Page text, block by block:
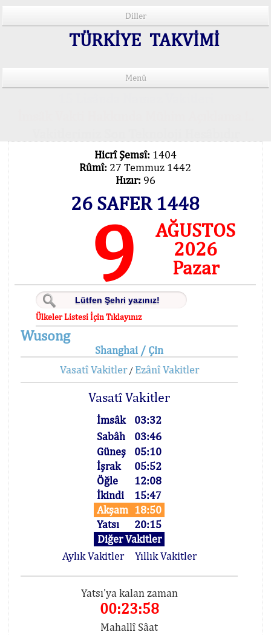
Diller
TÜRKİYE TAKVİMİ
Menü
Hicrî Şemsî: 1404
Rûmî: 27 Temmuz 1442
Hızır: 96
26 SAFER 1448
9
AĞUSTOS
2026
Pazar
Ülkeler Listesi İçin Tıklayınız
Wusong
Shanghai / Çin
Vasatî Vakitler/ Ezânî Vakitler
Vasatî Vakitler
İmsâk
03:32
Sabâh
03:46
Güneş
05:10
İşrak
05:52
Öğle
12:08
İkindi
15:47
Akşam 18:50
Yatsı
20:15
Diğer Vakitler
Aylık Vakitler
Yıllık Vakitler
Yatsı'ya kalan zaman
00:23:58
Mahallî Sâat